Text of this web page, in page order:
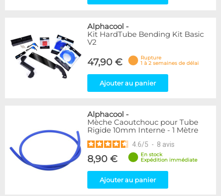
Alphacool -
Kit HardTube Bending Kit Basic
V2
47,90 €
Rupture
1 à 2 semaines de délai
Ajouter au panier
Alphacool -
Mèche Caoutchouc pour Tube
Rigide 10mm Interne - 1 Mètre
4.6/5 - 8 avis
8,90 €
En stock
Expédition immédiate
Ajouter au panier